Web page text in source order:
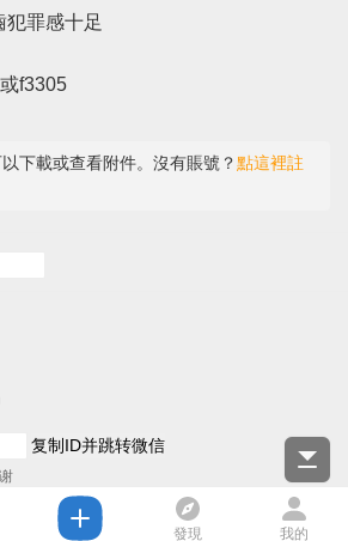
犯罪感十足
f3305
下載或查看附件。沒有賬號？點這裡註
复制ID并跳转微信
發現 我的